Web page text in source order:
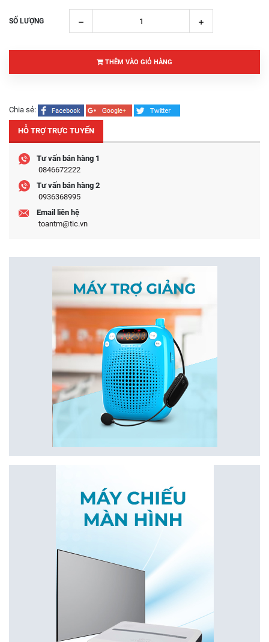
SỐ LƯỢNG
THÊM VÀO GIỎ HÀNG
Chia sẻ:
HỖ TRỢ TRỰC TUYẾN
Tư vấn bán hàng 1
0846672222
Tư vấn bán hàng 2
0936368995
Email liên hệ
toantm@tic.vn